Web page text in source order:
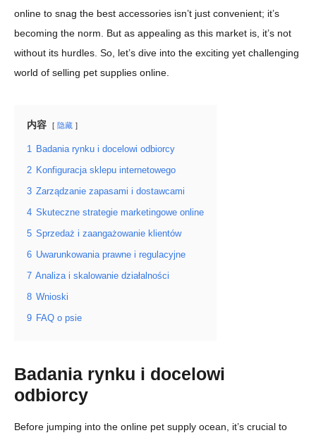
online to snag the best accessories isn’t just convenient; it’s
becoming the norm. But as appealing as this market is, it’s not
without its hurdles. So, let’s dive into the exciting yet challenging
world of selling pet supplies online.
内容 隐藏
1 Badania rynku i docelowi odbiorcy
2 Konfiguracja sklepu internetowego
3 Zarządzanie zapasami i dostawcami
4 Skuteczne strategie marketingowe online
5 Sprzedaż i zaangażowanie klientów
6 Uwarunkowania prawne i regulacyjne
7 Analiza i skalowanie działalności
8 Wnioski
9 FAQ o psie
Badania rynku i docelowi
odbiorcy
Before jumping into the online pet supply ocean, it’s crucial to